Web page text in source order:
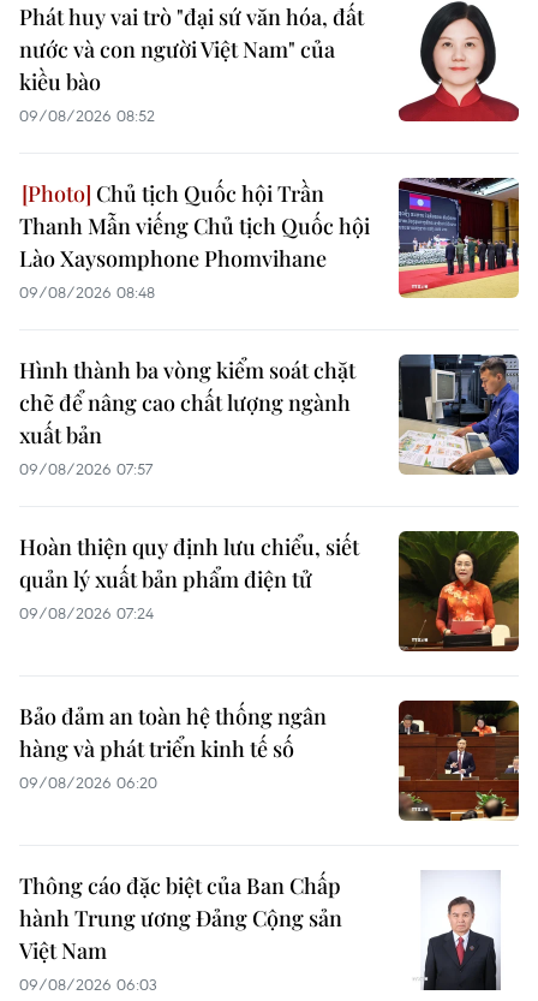
Phát huy vai trò "đại sứ văn hóa, đất
nước và con người Việt Nam" của
kiều bào
09/08/2026 08:52
Chủ tịch Quốc hội Trần
Thanh Mẫn viếng Chủ tịch Quốc hội
Lào Xaysomphone Phomvihane
09/08/2026 08:48
Hình thành ba vòng kiểm soát chặt
chẽ để nâng cao chất lượng ngành
xuất bản
09/08/2026 07:57
Hoàn thiện quy định lưu chiểu, siết
quản lý xuất bản phẩm điện tử
09/08/2026 07:24
Bảo đảm an toàn hệ thống ngân
hàng và phát triển kinh tế số
09/08/2026 06:20
Thông cáo đặc biệt của Ban Chấp
hành Trung ương Đảng Cộng sản
Việt Nam
09/08/2026 06:03